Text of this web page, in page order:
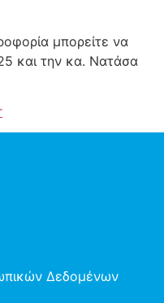
μπορείτε να
και την κα. Νατάσα
Δεδομένων